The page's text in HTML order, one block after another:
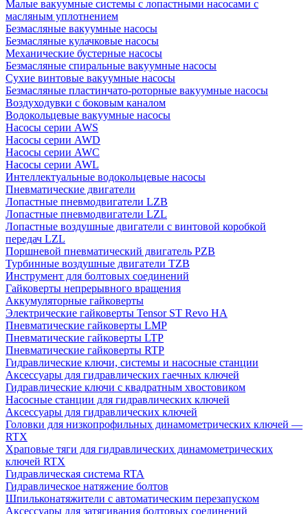
Малые вакуумные системы с лопастными насосами с
масляным уплотнением
Безмасляные вакуумные насосы
Безмасляные кулачковые насосы
Механические бустерные насосы
Безмасляные спиральные вакуумные насосы
Сухие винтовые вакуумные насосы
Безмасляные пластинчато-роторные вакуумные насосы
Воздуходувки с боковым каналом
Водокольцевые вакуумные насосы
Насосы серии AWS
Насосы серии AWD
Насосы серии AWC
Насосы серии AWL
Интеллектуальные водокольцевые насосы
Пневматические двигатели
Лопастные пневмодвигатели LZB
Лопастные пневмодвигатели LZL
Лопастные воздушные двигатели с винтовой коробкой
передач LZL
Поршневой пневматический двигатель PZB
Турбинные воздушные двигатели TZB
Инструмент для болтовых соединений
Гайковерты непрерывного вращения
Аккумуляторные гайковерты
Электрические гайковерты Tensor ST Revo HA
Пневматические гайковерты LMP
Пневматические гайковерты LTP
Пневматические гайковерты RTP
Гидравлические ключи, системы и насосные станции
Аксессуары для гидравлических гаечных ключей
Гидравлические ключи с квадратным хвостовиком
Насосные станции для гидравлических ключей
Аксессуары для гидравлических ключей
Головки для низкопрофильных динамометрических ключей —
RTX
Храповые тяги для гидравлических динамометрических
ключей RTX
Гидравлическая система RTA
Гидравлическое натяжение болтов
Шпильконатяжители с автоматическим перезапуском
Аксессуары для затягивания болтовых соединений